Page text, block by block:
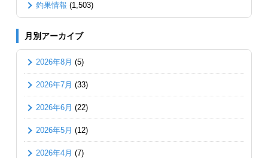
釣果情報 (1,503)
月別アーカイブ
2026年8月 (5)
2026年7月 (33)
2026年6月 (22)
2026年5月 (12)
2026年4月 (7)